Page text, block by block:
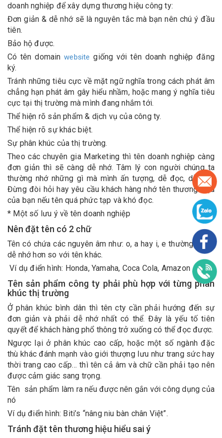
doanh nghiệp để xây dựng thương hiệu công ty:
Đơn giản & dễ nhớ sẽ là nguyên tắc mà bạn nên chú ý đầu
tiên.
Bảo hộ được.
Có tên domainwebsite giống với tên doanh nghiệp đăng
ký.
Tránh những tiêu cực về mặt ngữ nghĩa trong cách phát âm
chẳng hạn phát âm gây hiểu nhầm, hoặc mang ý nghĩa tiêu
cực tại thị trường mà mình đang nhắm tới.
Thể hiện rõ sản phẩm & dịch vụ của công ty.
Thể hiện rõ sự khác biệt.
Sự phân khúc của thị trường.
Theo các chuyên gia Marketing thì tên doanh nghiệp càng
đơn giản thì sẽ càng dễ nhớ. Tâm lý con người chúng ta
thường nhớ những gì mà mình ấn tượng, dễ đọc, dễ nhớ.
Đừng đòi hỏi hay yêu cầu khách hàng nhớ tên thương hiệu
của bạn nếu tên quá phức tạp và khó đọc.
* Một số lưu ý về tên doanh nghiệp
Nên đặt tên có 2 chữ
Tên có chứa các nguyên âm như: o, a hay i, e thường được
dễ nhớ hơn so với tên khác.
Ví dụ điển hình: Honda, Yamaha, Coca Cola, Amazon
Tên sản phẩm công ty phải phù hợp với từng phân
khúc thị trường
Ở phân khúc bình dân thì tên cty cần phải hướng đến sự
đơn giản và phải dễ nhớ nhất có thể. Đây là yếu tố tiên
quyết để khách hàng phổ thông trở xuống có thể đọc được.
Ngược lại ở phân khúc cao cấp, hoặc một số ngành đặc
thù khác đánh mạnh vào giới thượng lưu như trang sức hay
thời trang cao cấp… thì tên cả âm và chữ cần phải tạo nên
được cảm giác sang trọng.
Tên sản phẩm làm ra nếu được nên gắn với công dụng của
nó
Ví dụ điển hình: Biti’s “nâng niu bàn chân Việt”.
Tránh đặt tên thương hiệu hiểu sai ý